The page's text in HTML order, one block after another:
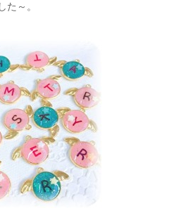
た～。